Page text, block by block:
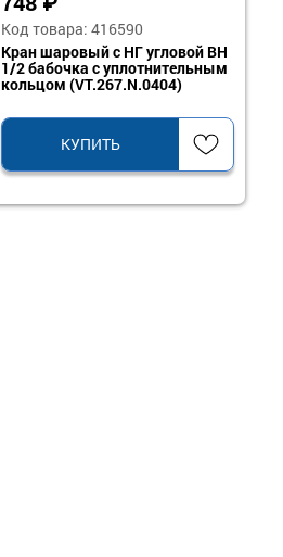
Код товара: 416590
Кран шаровый с НГ угловой ВН
1/2 бабочка с уплотнительным
кольцом (VT.267.N.0404)
КУПИТЬ